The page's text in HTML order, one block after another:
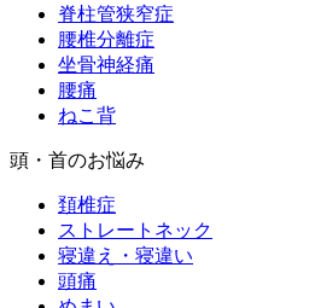
脊柱管狭窄症
腰椎分離症
坐骨神経痛
腰痛
ねこ背
頭・首のお悩み
頚椎症
ストレートネック
寝違え・寝違い
頭痛